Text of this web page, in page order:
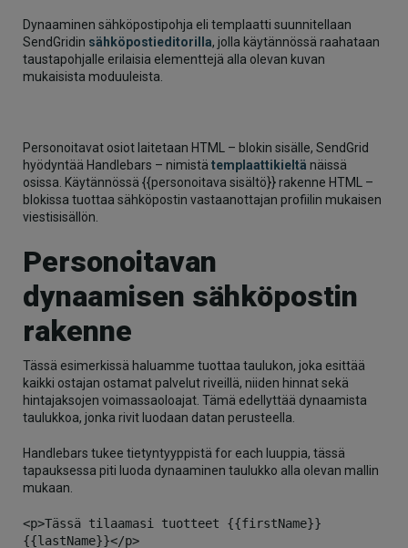
Dynaaminen sähköpostipohja eli templaatti suunnitellaan
SendGridin sähköpostieditorilla, jolla käytännössä raahataan
taustapohjalle erilaisia elementtejä alla olevan kuvan
mukaisista moduuleista.
Personoitavat osiot laitetaan HTML – blokin sisälle, SendGrid
hyödyntää Handlebars – nimistä templaattikieltä näissä
osissa. Käytännössä {{personoitava sisältö}} rakenne HTML –
blokissa tuottaa sähköpostin vastaanottajan profiilin mukaisen
viestisisällön.
Personoitavan
dynaamisen sähköpostin
rakenne
Tässä esimerkissä haluamme tuottaa taulukon, joka esittää
kaikki ostajan ostamat palvelut riveillä, niiden hinnat sekä
hintajaksojen voimassaoloajat. Tämä edellyttää dynaamista
taulukkoa, jonka rivit luodaan datan perusteella.
Handlebars tukee tietyntyyppistä for each luuppia, tässä
tapauksessa piti luoda dynaaminen taulukko alla olevan mallin
mukaan.
<p>Tässä tilaamasi tuotteet {{firstName}}
{{lastName}}</p>